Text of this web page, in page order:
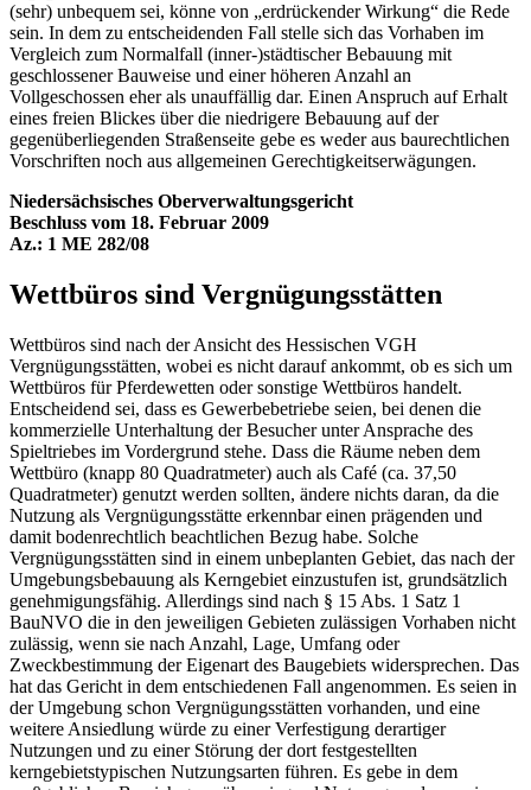
(sehr) unbequem sei, könne von „erdrückender Wirkung“ die Rede
sein. In dem zu entscheidenden Fall stelle sich das Vorhaben im
Vergleich zum Normalfall (inner-)städtischer Bebauung mit
geschlossener Bauweise und einer höheren Anzahl an
Vollgeschossen eher als unauffällig dar. Einen Anspruch auf Erhalt
eines freien Blickes über die niedrigere Bebauung auf der
gegenüberliegenden Straßenseite gebe es weder aus baurechtlichen
Vorschriften noch aus allgemeinen Gerechtigkeitserwägungen.
Niedersächsisches Oberverwaltungsgericht
Beschluss vom 18. Februar 2009
Az.: 1 ME 282/08
Wettbüros sind Vergnügungsstätten
Wettbüros sind nach der Ansicht des Hessischen VGH
Vergnügungsstätten, wobei es nicht darauf ankommt, ob es sich um
Wettbüros für Pferdewetten oder sonstige Wettbüros handelt.
Entscheidend sei, dass es Gewerbebetriebe seien, bei denen die
kommerzielle Unterhaltung der Besucher unter Ansprache des
Spieltriebes im Vordergrund stehe. Dass die Räume neben dem
Wettbüro (knapp 80 Quadratmeter) auch als Café (ca. 37,50
Quadratmeter) genutzt werden sollten, ändere nichts daran, da die
Nutzung als Vergnügungsstätte erkennbar einen prägenden und
damit bodenrechtlich beachtlichen Bezug habe. Solche
Vergnügungsstätten sind in einem unbeplanten Gebiet, das nach der
Umgebungsbebauung als Kerngebiet einzustufen ist, grundsätzlich
genehmigungsfähig. Allerdings sind nach § 15 Abs. 1 Satz 1
BauNVO die in den jeweiligen Gebieten zulässigen Vorhaben nicht
zulässig, wenn sie nach Anzahl, Lage, Umfang oder
Zweckbestimmung der Eigenart des Baugebiets widersprechen. Das
hat das Gericht in dem entschiedenen Fall angenommen. Es seien in
der Umgebung schon Vergnügungsstätten vorhanden, und eine
weitere Ansiedlung würde zu einer Verfestigung derartiger
Nutzungen und zu einer Störung der dort festgestellten
kerngebietstypischen Nutzungsarten führen. Es gebe in dem